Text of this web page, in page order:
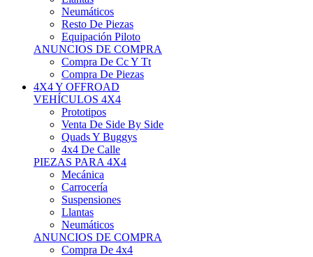
Neumáticos
Resto De Piezas
Equipación Piloto
ANUNCIOS DE COMPRA
Compra De Cc Y Tt
Compra De Piezas
4X4 Y OFFROAD
VEHÍCULOS 4X4
Prototipos
Venta De Side By Side
Quads Y Buggys
4x4 De Calle
PIEZAS PARA 4X4
Mecánica
Carrocería
Suspensiones
Llantas
Neumáticos
ANUNCIOS DE COMPRA
Compra De 4x4